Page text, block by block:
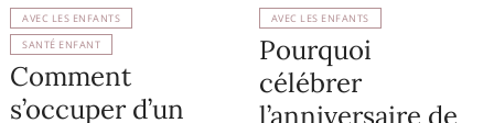
AVEC LES ENFANTS
SANTÉ ENFANT
Comment
s’occuper d’un
AVEC LES ENFANTS
Pourquoi
célébrer